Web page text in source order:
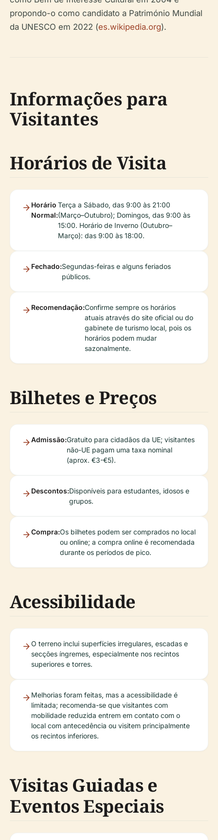
propondo-o como candidato a Património Mundial
da UNESCO em 2022 (es.wikipedia.org).
Informações para
Visitantes
Horários de Visita
Horário
Normal:
Terça a Sábado, das 9:00 às 21:00
(Março–Outubro); Domingos, das 9:00 às
15:00. Horário de Inverno (Outubro–
Março): das 9:00 às 18:00.
Fechado:Segundas-feiras e alguns feriados
públicos.
Recomendação:Confirme sempre os horários
atuais através do site oficial ou do
gabinete de turismo local, pois os
horários podem mudar
sazonalmente.
Bilhetes e Preços
Admissão:Gratuito para cidadãos da UE; visitantes
não-UE pagam uma taxa nominal
(aprox. €3-€5).
Descontos:Disponíveis para estudantes, idosos e
grupos.
Compra:Os bilhetes podem ser comprados no local
ou online; a compra online é recomendada
durante os períodos de pico.
Acessibilidade
O terreno inclui superfícies irregulares, escadas e
secções íngremes, especialmente nos recintos
superiores e torres.
Melhorias foram feitas, mas a acessibilidade é
limitada; recomenda-se que visitantes com
mobilidade reduzida entrem em contato com o
local com antecedência ou visitem principalmente
os recintos inferiores.
Visitas Guiadas e
Eventos Especiais